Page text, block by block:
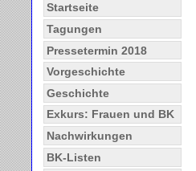
Startseite
Tagungen
Pressetermin 2018
Vorgeschichte
Geschichte
Exkurs: Frauen und BK
Nachwirkungen
BK-Listen